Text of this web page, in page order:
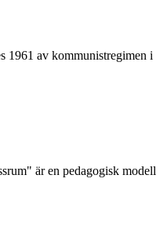
1961 av kommunistregimen i
är en pedagogisk modell